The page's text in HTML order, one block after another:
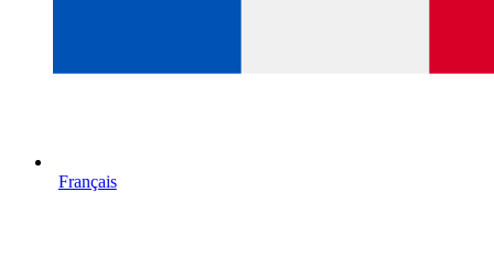
Français